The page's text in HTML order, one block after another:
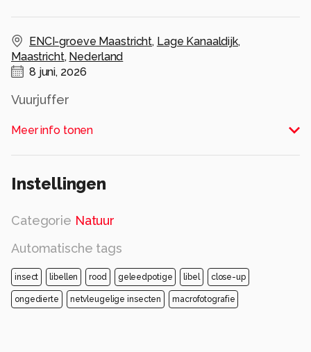
ENCI-groeve Maastricht, Lage Kanaaldijk,
Maastricht, Nederland
8 juni, 2026
Vuurjuffer
Alle rechten voorbehouden
Meer info tonen
Instellingen
Categorie Natuur
Automatische tags
insect libellen rood geleedpotige libel close-up
ongedierte netvleugelige insecten macrofotografie